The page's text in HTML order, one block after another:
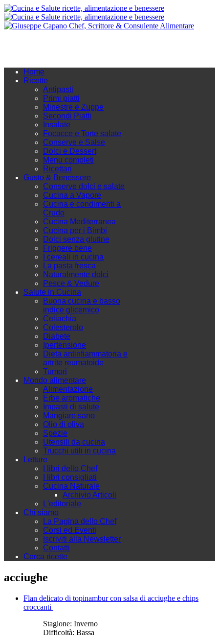
Home
Ricette
Antipasti
Primi piatti
Minestre e Zuppe
Secondi Piatti
Insalate
Focacce e Torte salate
Conserve e Salse
Dolci e Dessert
Menu completi
Ricettari
Gusto & Benessere
Conserve dolci e salate
Cucina a Vapore
Cucina e condimenti a
Crudo
Cucina Mediterranea
Cucina per i Bimbi
Dolci senza glutine
Friggere bene
I cereali in cucina
La pasta fresca
Naturalmente dolci
Pesce & Vedure
Salute in Cucina
Buona cucina e basso
indice glicemico
Celiachia
Colesterolo
Diabete
Ipertensione
Dieta antinfiammatoria e
artrite reumatoide
Tumori
Mondo alimentare
Alimentazione
Erbe aromatiche
Impasti di salute
Mangiare sano
Olio di oliva
Spezie
Utensili da cucina
Trucchi utili in cucina
Letture
I libri dello Chef
I libri consigliati
Cucina Naturale
Archivio Articoli
L'editoriale
Chi siamo
La Pagina dello Chef
Corsi ed Eventi
Iscriviti alla Newsletter
Contatti
Cerca ricette
acciughe
Flan delicato di topinambur con salsa di acciughe e chips
croccanti
Stagione: Inverno
Difficoltà: Bassa